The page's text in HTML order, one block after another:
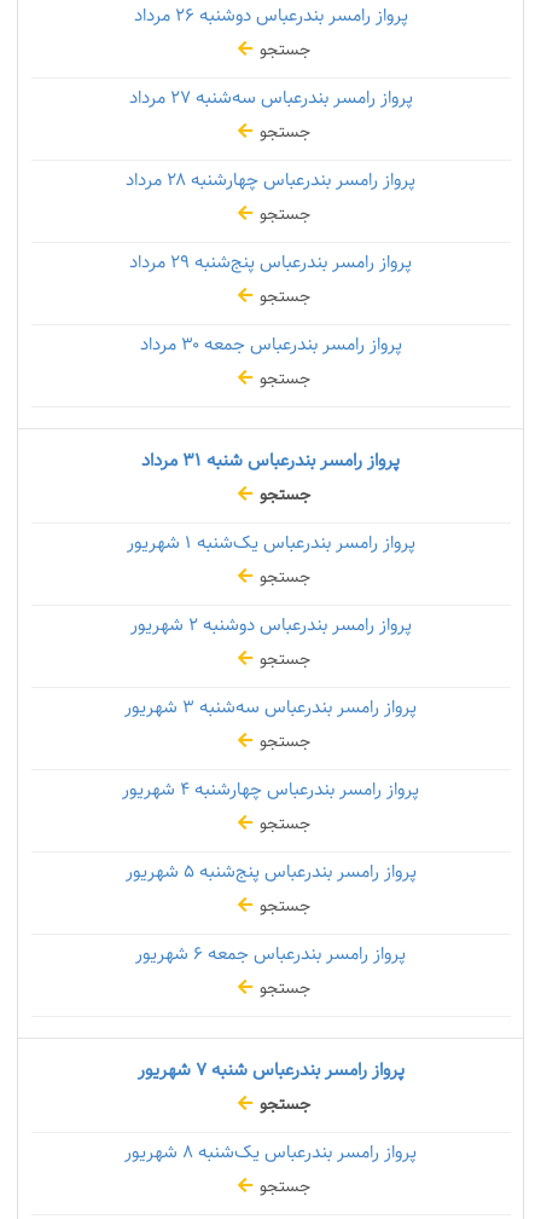
پرواز رامسر بندرعباس دوشنبه
جستجو
پرواز رامسر بندرعباس سه‌شنبه۲۷ مرداد
جستجو
پرواز رامسر بندرعباس چهارشنبه
جستجو
پرواز رامسر بندرعباس پنج‌شنبه
جستجو
پرواز رامسر بندرعباس جمعه۳۰ مرداد
جستجو
پرواز رامسر بندرعباس شنبه
جستجو
پرواز رامسر بندرعباس یک‌شنبه
جستجو
پرواز رامسر بندرعباس دوشنبه۲ شهریور
جستجو
پرواز رامسر بندرعباس سه‌شنبه
جستجو
پرواز رامسر بندرعباس چهارشنبه
جستجو
پرواز رامسر بندرعباس پنج‌شنبه۵ شهریور
جستجو
پرواز رامسر بندرعباس جمعه
جستجو
پرواز رامسر بندرعباس شنبه۷ شهریور
جستجو
پرواز رامسر بندرعباس یک‌شنبه
جستجو